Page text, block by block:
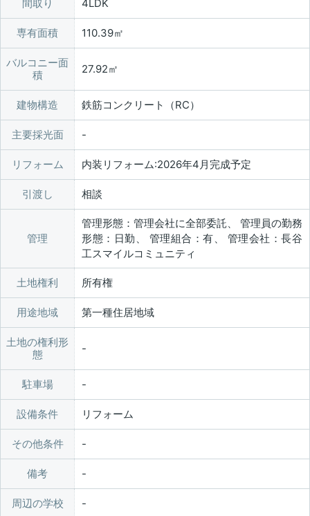
間取り 4LDK
専有面積 110.39㎡
バルコニー面
積
27.92㎡
建物構造 鉄筋コンクリート（RC）
主要採光面
リフォーム 内装リフォーム:2026年4月完成予定
引渡し 相談
管理
管理形態：管理会社に全部委託、 管理員の勤務
形態：日勤、 管理組合：有、 管理会社：長谷
工スマイルコミュニティ
土地権利 所有権
用途地域 第一種住居地域
土地の権利形
態
駐車場
設備条件 リフォーム
その他条件
備考
周辺の学校